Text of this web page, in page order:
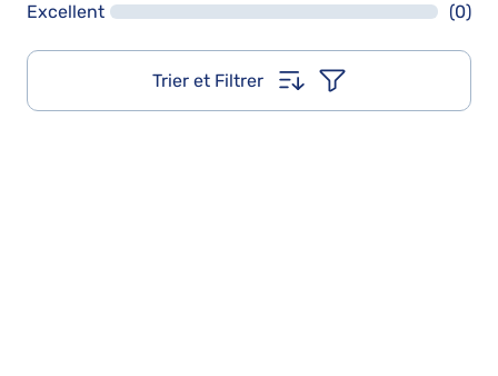
Excellent
(0)
Trier et Filtrer